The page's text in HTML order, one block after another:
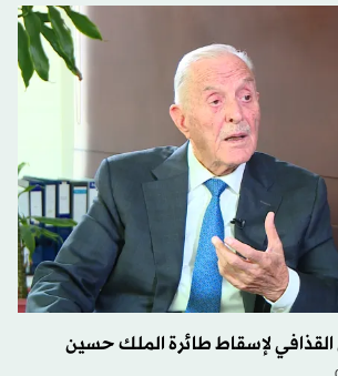
لإسقاط طائرة الملك حسين